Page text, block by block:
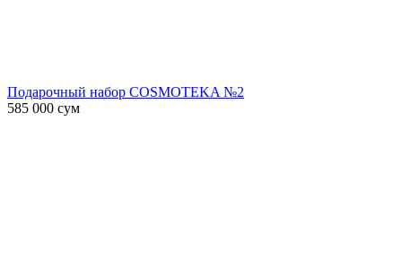
Подарочный набор COSMOTEKA №2
585 000 сум